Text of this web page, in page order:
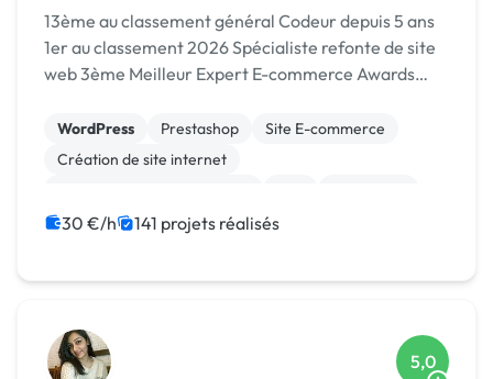
13ème au classement général Codeur depuis 5 ans
1er au classement 2026 Spécialiste refonte de site
web 3ème Meilleur Expert E-commerce Awards
2024
WordPress Prestashop
Site E-commerce
Création de site internet
CSS, HTML, XML
Rédaction
30 €/h 141 projets réalisés
5,0